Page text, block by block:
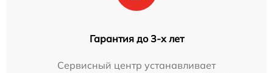
Гарантия до 3-х лет
Сервисный центр устанавливает